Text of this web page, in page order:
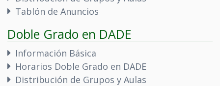
Tablón de Anuncios
Doble Grado en DADE
Información Básica
Horarios Doble Grado en DADE
Distribución de Grupos y Aulas